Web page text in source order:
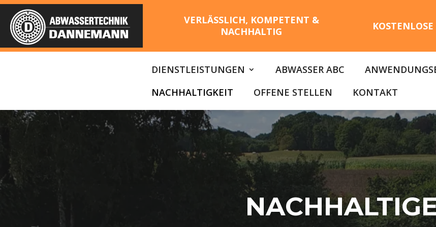
VERLÄSSLICH, KOMPETENT &
NACHHALTIG
DIENSTLEISTUNGEN ABWASSER ABC
NACHHALTIGKEIT
OFFENE STELLEN KONTAKT